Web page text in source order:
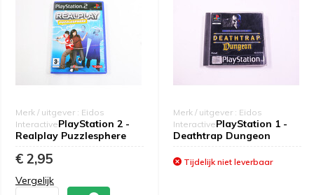
Merk / uitgever : Eidos
InteractivePlayStation 2 -
Realplay Puzzlesphere
€ 2,95
Vergelijk
Merk / uitgever : Eidos
InteractivePlayStation 1 -
Deathtrap Dungeon
Tijdelijk niet leverbaar